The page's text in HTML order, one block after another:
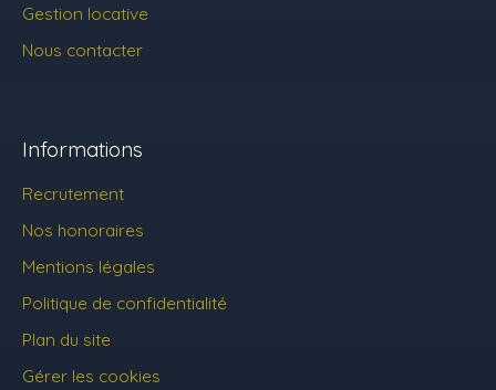
Gestion locative
Nous contacter
Informations
Recrutement
Nos honoraires
Mentions légales
Politique de confidentialité
Plan du site
Gérer les cookies